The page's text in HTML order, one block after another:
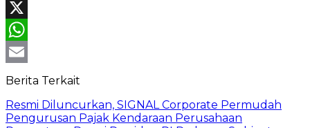
Facebook
X
WhatsApp
Email
Berita Terkait
Resmi Diluncurkan, SIGNAL Corporate Permudah
Pengurusan Pajak Kendaraan Perusahaan